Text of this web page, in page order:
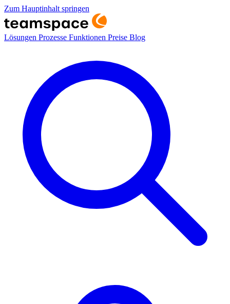
Zum Hauptinhalt springen
Lösungen Prozesse Funktionen Preise Blog